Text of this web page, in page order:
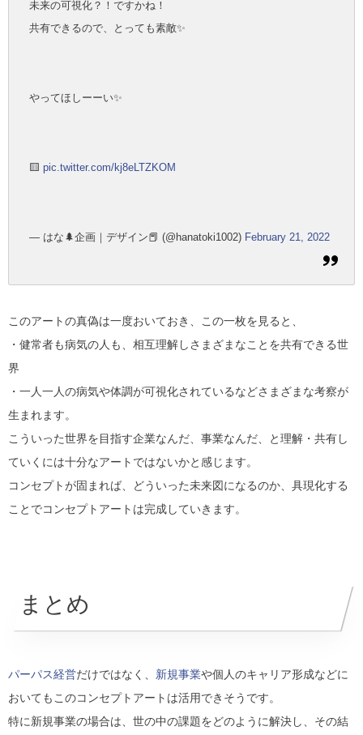
未来の可視化？！ですかね！
共有できるので、とっても素敵✨
やってほしーーい✨
🟨 pic.twitter.com/kj8eLTZKOM
— はな🌲企画｜デザイン📕 (@hanatoki1002) February 21, 2022
このアートの真偽は一度おいておき、この一枚を見ると、
・健常者も病気の人も、相互理解しさまざまなことを共有できる世
界
・一人一人の病気や体調が可視化されているなどさまざまな考察が
生まれます。
こういった世界を目指す企業なんだ、事業なんだ、と理解・共有し
ていくには十分なアートではないかと感じます。
コンセプトが固まれば、どういった未来図になるのか、具現化する
ことでコンセプトアートは完成していきます。
まとめ
パーパス経営だけではなく、 新規事業や個人のキャリア形成などに
おいてもこのコンセプトアートは活用できそうです。
特に新規事業の場合は、世の中の課題をどのように解決し、その結